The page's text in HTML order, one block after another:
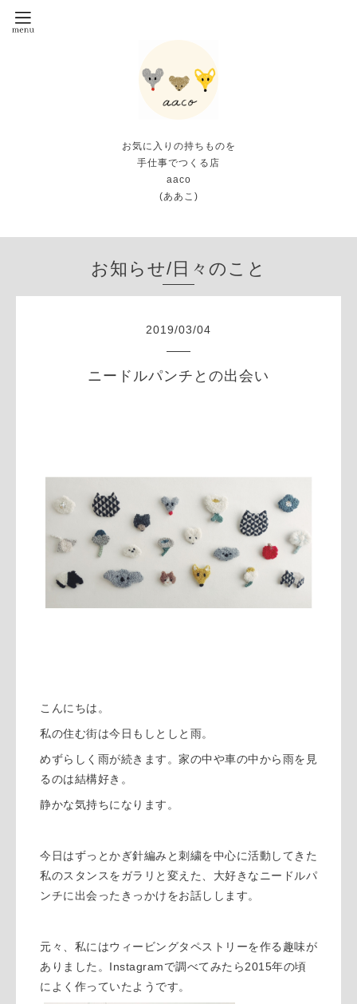
お気に入りの持ちものを
手仕事でつくる店
aaco
(ああこ)
お知らせ/日々のこと
2019/03/04
ニードルパンチとの出会い
こんにちは。
私の住む街は今日もしとしと雨。
めずらしく雨が続きます。家の中や車の中から雨を見
るのは結構好き。
静かな気持ちになります。
今日はずっとかぎ針編みと刺繍を中心に活動してきた
私のスタンスをガラリと変えた、大好きなニードルパ
ンチに出会ったきっかけをお話しします。
元々、私にはウィービングタペストリーを作る趣味が
ありました。Instagramで調べてみたら2015年の頃
によく作っていたようです。